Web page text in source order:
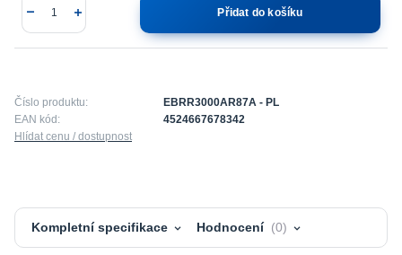
Přidat do košíku
Číslo produktu:
EBRR3000AR87A - PL
EAN kód:
4524667678342
Hlídat cenu / dostupnost
Kompletní specifikace Hodnocení 0